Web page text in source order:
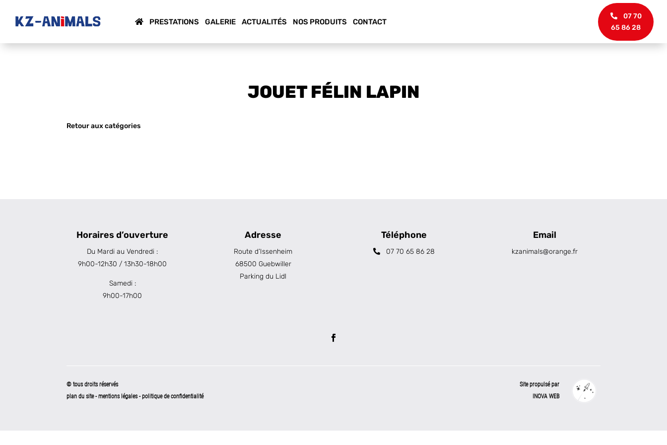
PRESTATIONS GALERIE ACTUALITÉS NOS PRODUITS CONTACT
07 70
65 86 28
JOUET FÉLIN LAPIN
Retour aux catégories
Horaires d’ouverture
Du Mardi au Vendredi :
9h00-12h30 / 13h30-18h00
Samedi :
9h00-17h00
Adresse
Route d’Issenheim
68500 Guebwiller
Parking du Lidl
Téléphone
07 70 65 86 28
Email
kzanimals@orange.fr
© tous droits réservés
plan du site-mentions légales-politique de confidentialité
Site propulsé par
INOVA WEB